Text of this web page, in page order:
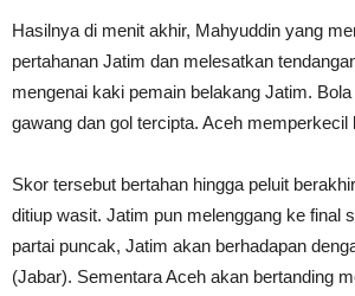
Hasilnya di menit akhir, Mahyuddin yang
pertahanan Jatim dan melesatkan
mengenai kaki pemain belakang Jatim.
gawang dan gol tercipta. Aceh memperkecil
Skor tersebut bertahan hingga peluit
ditiup wasit. Jatim pun melenggang ke final
partai puncak, Jatim akan berhadapan
(Jabar). Sementara Aceh akan bertanding